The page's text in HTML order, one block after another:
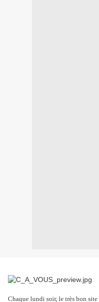
Chaque lundi soir, le très bon